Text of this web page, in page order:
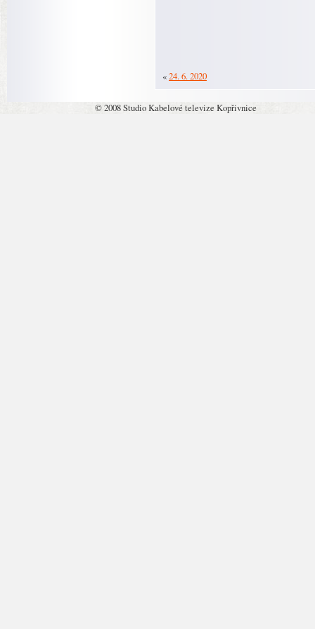
«24. 6. 2020
© 2008 Studio Kabelové televize Kopřivnice